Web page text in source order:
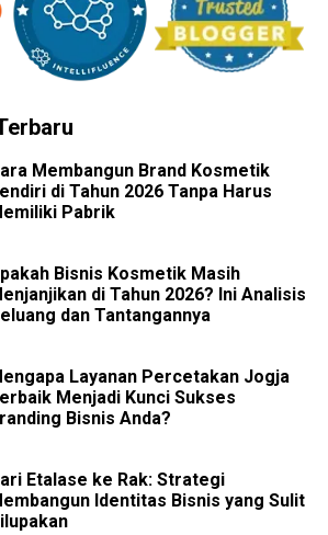
Membangun Brand Kosmetik
di Tahun 2026 Tanpa Harus
Pabrik
Bisnis Kosmetik Masih
di Tahun 2026? Ini Analisis
dan Tantangannya
Layanan Percetakan Jogja
Menjadi Kunci Sukses
Bisnis Anda?
Etalase ke Rak: Strategi
Identitas Bisnis yang Sulit